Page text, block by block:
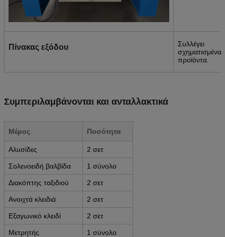
Πίνακας εξόδου
Συλλέγει
σχηματισμένα
προϊόντα.
Συμπεριλαμβάνονται και ανταλλακτικά
Μέρος Ποσότητα
Αλυσίδες 2 σετ
Σολενοειδή βαλβίδα 1 σύνολο
Διακόπτης ταξιδιού 2 σετ
Ανοιχτά κλειδιά 2 σετ
Εξαγωνικό κλειδί 2 σετ
Μετρητής 1 σύνολο